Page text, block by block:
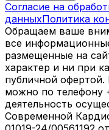
Согласие на
данныхПолитика
Обращаем ваше
все
размещенные на
характер и ни при
публичной
можно по телефону
деятельность
Современной